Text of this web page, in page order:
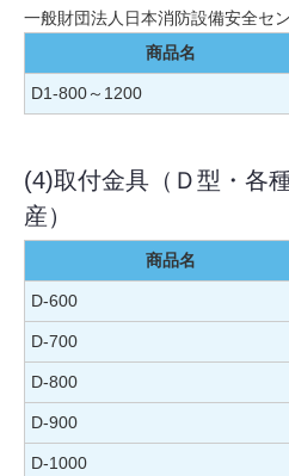
一般財団法人日本消防設備安全セ
商品名
D1-800～1200
(4)取付金具（Ｄ型・各
産）
商品名
D-600
D-700
D-800
D-900
D-1000